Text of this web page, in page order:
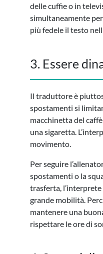
delle cuffie o in
simultaneamente
più fedele il testo
3. Essere
Il traduttore è
spostamenti si
macchinetta del
una sigaretta.
movimento.
Per seguire
spostamenti o la
trasferta,
grande mobilità.
mantenere una
rispettare le ore di